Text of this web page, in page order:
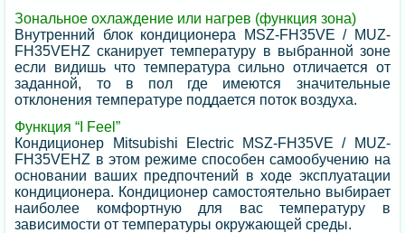
Зональное охлаждение или нагрев (функция зона)
Внутренний блок кондиционера MSZ-FH35VE / MUZ-
FH35VEHZ сканирует температуру в выбранной зоне
если видишь что температура сильно отличается от
заданной, то в пол где имеются значительные
отклонения температуре поддается поток воздуха.
Функция “I Feel”
Кондиционер Mitsubishi Electric MSZ-FH35VE / MUZ-
FH35VEHZ в этом режиме способен самообучению на
основании ваших предпочтений в ходе эксплуатации
кондиционера. Кондиционер самостоятельно выбирает
наиболее комфортную для вас температуру в
зависимости от температуры окружающей среды.